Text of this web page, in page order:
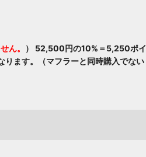
ん。 ） 52,500円の10%＝5,250ポイ
ます。（マフラーと同時購入でない